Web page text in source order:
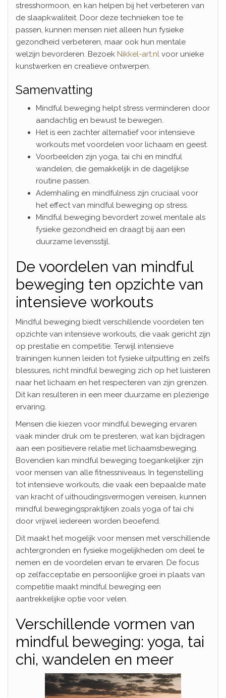
stresshormoon, en kan helpen bij het verbeteren van
de slaapkwaliteit. Door deze technieken toe te
passen, kunnen mensen niet alleen hun fysieke
gezondheid verbeteren, maar ook hun mentale
welzijn bevorderen. Bezoek Nikkel-art.nl voor unieke
kunstwerken en creatieve ontwerpen.
Samenvatting
Mindful beweging helpt stress verminderen door
aandachtig en bewust te bewegen.
Het is een zachter alternatief voor intensieve
workouts met voordelen voor lichaam en geest.
Voorbeelden zijn yoga, tai chi en mindful
wandelen, die gemakkelijk in de dagelijkse
routine passen.
Ademhaling en mindfulness zijn cruciaal voor
het effect van mindful beweging op stress.
Mindful beweging bevordert zowel mentale als
fysieke gezondheid en draagt bij aan een
duurzame levensstijl.
De voordelen van mindful
beweging ten opzichte van
intensieve workouts
Mindful beweging biedt verschillende voordelen ten
opzichte van intensieve workouts, die vaak gericht zijn
op prestatie en competitie. Terwijl intensieve
trainingen kunnen leiden tot fysieke uitputting en zelfs
blessures, richt mindful beweging zich op het luisteren
naar het lichaam en het respecteren van zijn grenzen.
Dit kan resulteren in een meer duurzame en plezierige
ervaring.
Mensen die kiezen voor mindful beweging ervaren
vaak minder druk om te presteren, wat kan bijdragen
aan een positievere relatie met lichaamsbeweging.
Bovendien kan mindful beweging toegankelijker zijn
voor mensen van alle fitnessniveaus. In tegenstelling
tot intensieve workouts, die vaak een bepaalde mate
van kracht of uithoudingsvermogen vereisen, kunnen
mindful bewegingspraktijken zoals yoga of tai chi
door vrijwel iedereen worden beoefend.
Dit maakt het mogelijk voor mensen met verschillende
achtergronden en fysieke mogelijkheden om deel te
nemen en de voordelen ervan te ervaren. De focus
op zelfacceptatie en persoonlijke groei in plaats van
competitie maakt mindful beweging een
aantrekkelijke optie voor velen.
Verschillende vormen van
mindful beweging: yoga, tai
chi, wandelen en meer